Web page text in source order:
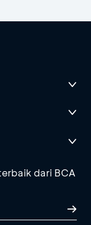
dari BCA